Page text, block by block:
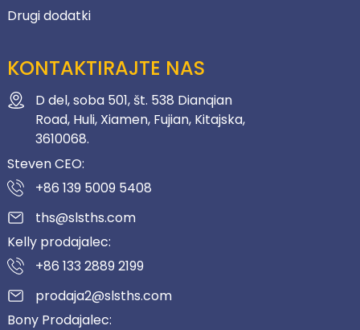
Drugi dodatki
KONTAKTIRAJTE NAS
D del, soba 501, št. 538 Dianqian
Road, Huli, Xiamen, Fujian, Kitajska,
3610068.
Steven CEO:
+86 139 5009 5408
ths@slsths.com
Kelly prodajalec:
+86 133 2889 2199
prodaja2@slsths.com
Bony Prodajalec: